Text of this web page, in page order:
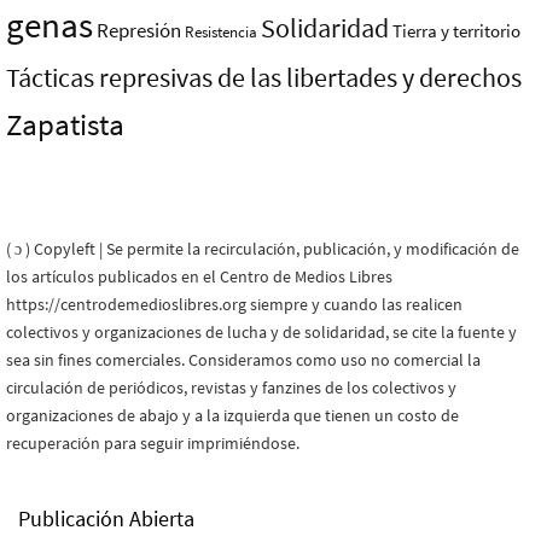
genasRepresión Resistencia Solidaridad Tierra y territorio
Tácticas represivas de las libertades y derechos
Zapatista
( ɔ ) Copyleft | Se permite la recirculación, publicación, y modificación de
los artículos publicados en el Centro de Medios Libres
https://centrodemedioslibres.org siempre y cuando las realicen
colectivos y organizaciones de lucha y de solidaridad, se cite la fuente y
sea sin fines comerciales. Consideramos como uso no comercial la
circulación de periódicos, revistas y fanzines de los colectivos y
organizaciones de abajo y a la izquierda que tienen un costo de
recuperación para seguir imprimiéndose.
Publicación Abierta